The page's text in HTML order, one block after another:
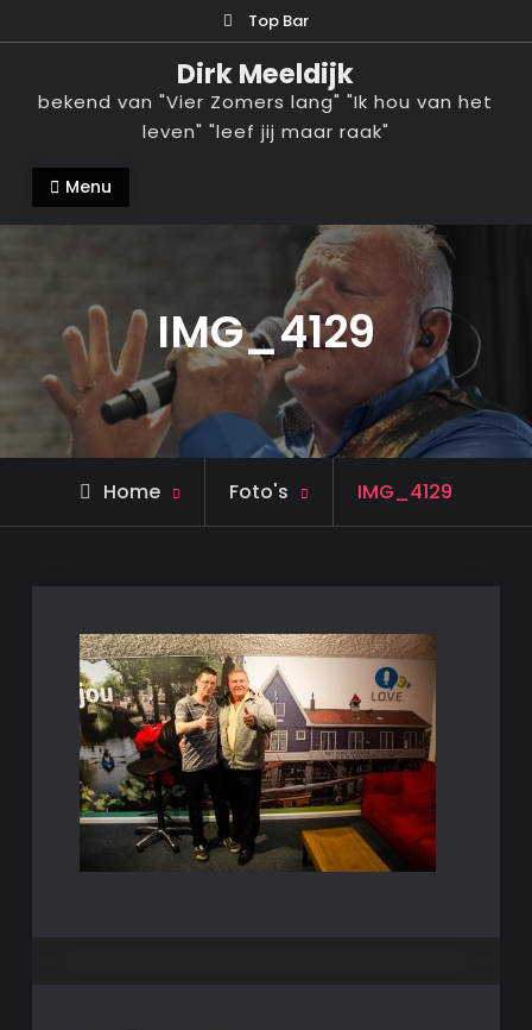
naar
inhoud
Top Bar
Dirk Meeldijk
bekend van "Vier Zomers lang" "Ik hou van het
leven" "leef jij maar raak"
Menu
IMG_4129
Home Foto's IMG_4129